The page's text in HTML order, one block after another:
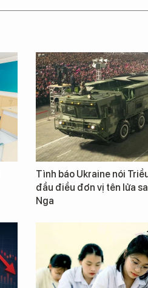
Tình báo Ukraine nói
đầu điều đơn vị tên lửa
Nga